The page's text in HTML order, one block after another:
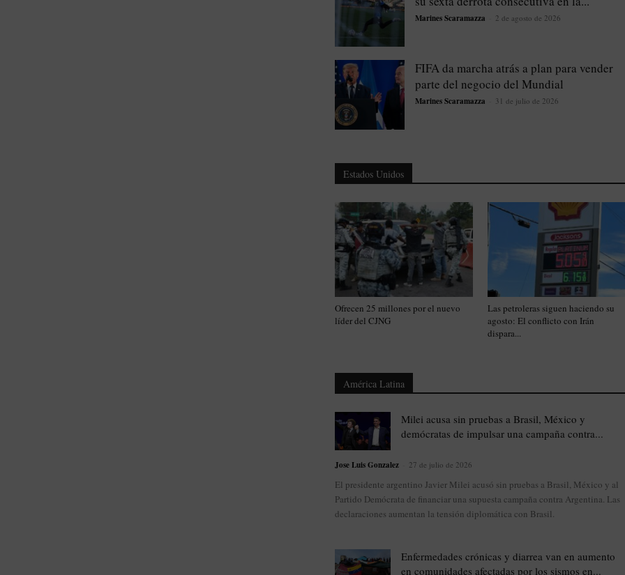
Marines Scaramazza 2 de agosto de 2026
FIFA da marcha atrás a plan para vender
parte del negocio del Mundial
Marines Scaramazza 31 de julio de 2026
Estados Unidos
Ofrecen 25 millones por el nuevo
líder del CJNG
Las petroleras siguen haciendo su
agosto: El conflicto con Irán
dispara...
América Latina
Milei acusa sin pruebas a Brasil, México y
demócratas de impulsar una campaña contra...
Jose Luis Gonzalez 27 de julio de 2026
El presidente argentino Javier Milei acusó sin pruebas a Brasil, México y al
Partido Demócrata de financiar una supuesta campaña contra Argentina. Las
declaraciones aumentan la tensión diplomática con Brasil.
Enfermedades crónicas y diarrea van en aumento
en comunidades afectadas por los sismos en...